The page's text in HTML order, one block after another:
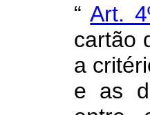
“Art.
cartão
a
e as